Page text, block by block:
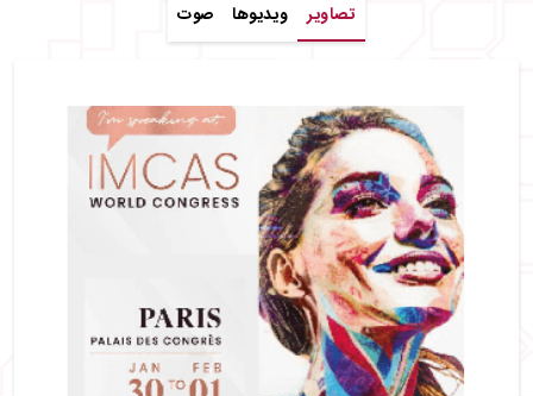
تصاویر ویدیوها صوت